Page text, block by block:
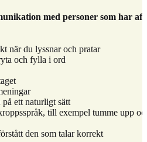
med personer som har
när du lyssnar och pratar
och fylla i ord
ett naturligt sätt
till exempel tumme upp
den som talar korrekt